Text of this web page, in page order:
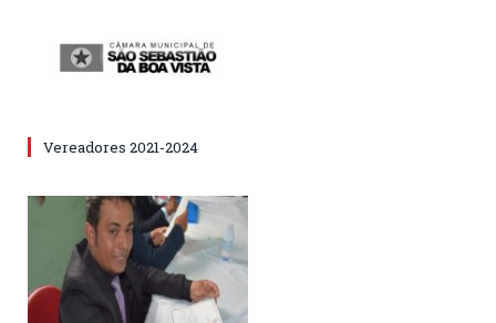
Vereadores 2021-2024